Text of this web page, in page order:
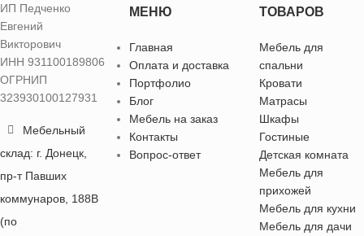
ИП Педченко
Евгений
Викторович
ИНН 931100189806
ОГРНИП
323930100127931
Мебельный
склад: г. Донецк,
пр-т Павших
коммунаров, 188В
(по
МЕНЮ
Главная
Оплата и доставка
Портфолио
Блог
Мебель на заказ
Контакты
Вопрос-ответ
ТОВАРОВ
Мебель для
спальни
Кровати
Матрасы
Шкафы
Гостиные
Детская комната
Мебель для
прихожей
Мебель для кухни
Мебель для дачи